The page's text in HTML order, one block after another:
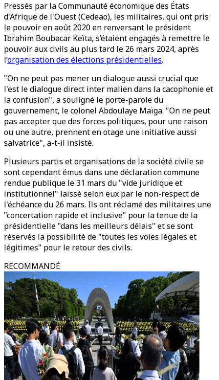
Pressés par la Communauté économique des États
d'Afrique de l'Ouest (Cedeao), les militaires, qui ont pris
le pouvoir en août 2020 en renversant le président
Ibrahim Boubacar Keïta, s’étaient engagés à remettre le
pouvoir aux civils au plus tard le 26 mars 2024, après
l’organisation des élections présidentielles.
"On ne peut pas mener un dialogue aussi crucial que
l'est le dialogue direct inter malien dans la cacophonie et
la confusion", a souligné le porte-parole du
gouvernement, le colonel Abdoulaye Maïga. "On ne peut
pas accepter que des forces politiques, pour une raison
ou une autre, prennent en otage une initiative aussi
salvatrice", a-t-il insisté.
Plusieurs partis et organisations de la société civile se
sont cependant émus dans une déclaration commune
rendue publique le 31 mars du "vide juridique et
institutionnel" laissé selon eux par le non-respect de
l'échéance du 26 mars. Ils ont réclamé des militaires une
"concertation rapide et inclusive" pour la tenue de la
présidentielle "dans les meilleurs délais" et se sont
réservés la possibilité de "toutes les voies légales et
légitimes" pour le retour des civils.
RECOMMANDÉ